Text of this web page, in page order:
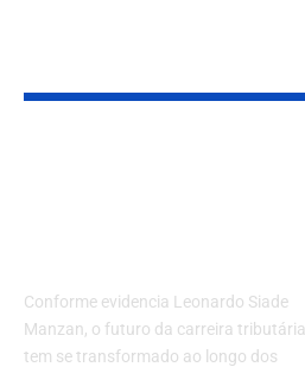
Conforme evidencia Leonardo Siade
Manzan, o futuro da carreira tributária
tem se transformado ao longo dos